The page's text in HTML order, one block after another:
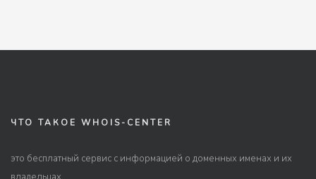
ЧТО ТАКОЕ WHOIS-CENTER
это бесплатный сервис с информацией о доменных именах и их